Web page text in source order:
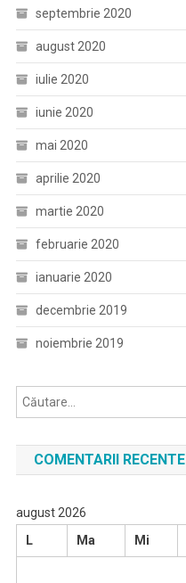
septembrie 2020
august 2020
iulie 2020
iunie 2020
mai 2020
aprilie 2020
martie 2020
februarie 2020
ianuarie 2020
decembrie 2019
noiembrie 2019
COMENTARII RECENTE
august 2026
L
Ma Mi